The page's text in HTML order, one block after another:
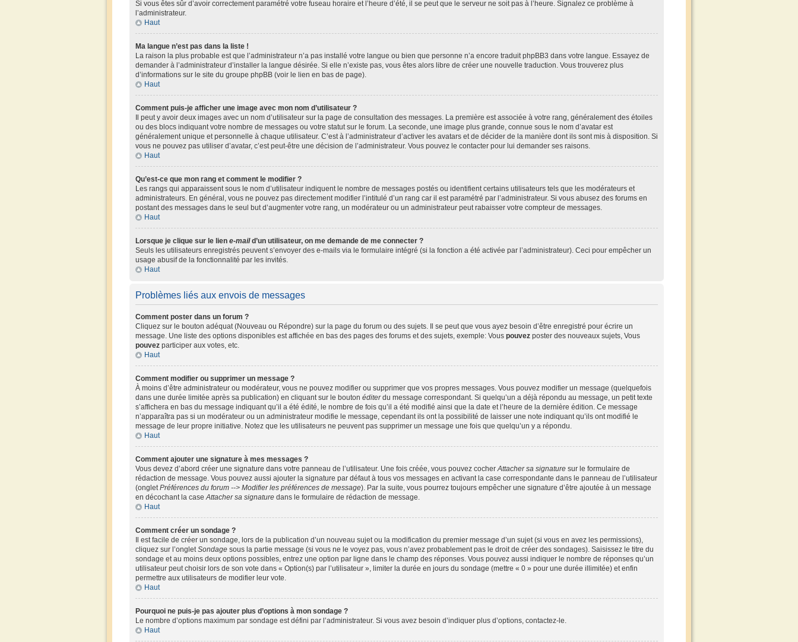
Si vous êtes sûr d’avoir correctement paramétré votre fuseau horaire et l’heure d’été, il se peut que le serveur ne soit pas à l’heure. Signalez ce problème à
l’administrateur.
Haut
Ma langue n’est pas dans la liste !
La raison la plus probable est que l’administrateur n’a pas installé votre langue ou bien que personne n’a encore traduit phpBB3 dans votre langue. Essayez de
demander à l’administrateur d’installer la langue désirée. Si elle n’existe pas, vous êtes alors libre de créer une nouvelle traduction. Vous trouverez plus
d’informations sur le site du groupe phpBB (voir le lien en bas de page).
Haut
Comment puis-je afficher une image avec mon nom d’utilisateur ?
Il peut y avoir deux images avec un nom d’utilisateur sur la page de consultation des messages. La première est associée à votre rang, généralement des étoiles
ou des blocs indiquant votre nombre de messages ou votre statut sur le forum. La seconde, une image plus grande, connue sous le nom d’avatar est
généralement unique et personnelle à chaque utilisateur. C’est à l’administrateur d’activer les avatars et de décider de la manière dont ils sont mis à disposition. Si
vous ne pouvez pas utiliser d’avatar, c’est peut-être une décision de l’administrateur. Vous pouvez le contacter pour lui demander ses raisons.
Haut
Qu’est-ce que mon rang et comment le modifier ?
Les rangs qui apparaissent sous le nom d’utilisateur indiquent le nombre de messages postés ou identifient certains utilisateurs tels que les modérateurs et
administrateurs. En général, vous ne pouvez pas directement modifier l’intitulé d’un rang car il est paramétré par l’administrateur. Si vous abusez des forums en
postant des messages dans le seul but d’augmenter votre rang, un modérateur ou un administrateur peut rabaisser votre compteur de messages.
Haut
Lorsque je clique sur le lien e-maild’un utilisateur, on me demande de me connecter ?
Seuls les utilisateurs enregistrés peuvent s’envoyer des e-mails via le formulaire intégré (si la fonction a été activée par l’administrateur). Ceci pour empêcher un
usage abusif de la fonctionnalité par les invités.
Haut
Problèmes liés aux envois de messages
Comment poster dans un forum ?
Cliquez sur le bouton adéquat (Nouveau ou Répondre) sur la page du forum ou des sujets. Il se peut que vous ayez besoin d’être enregistré pour écrire un
message. Une liste des options disponibles est affichée en bas des pages des forums et des sujets, exemple: Vous pouvez poster des nouveaux sujets, Vous
pouvez participer aux votes, etc.
Haut
Comment modifier ou supprimer un message ?
À moins d’être administrateur ou modérateur, vous ne pouvez modifier ou supprimer que vos propres messages. Vous pouvez modifier un message (quelquefois
dans une durée limitée après sa publication) en cliquant sur le bouton éditerdu message correspondant. Si quelqu’un a déjà répondu au message, un petit texte
s’affichera en bas du message indiquant qu’il a été édité, le nombre de fois qu’il a été modifié ainsi que la date et l’heure de la dernière édition. Ce message
n’apparaîtra pas si un modérateur ou un administrateur modifie le message, cependant ils ont la possibilité de laisser une note indiquant qu’ils ont modifié le
message de leur propre initiative. Notez que les utilisateurs ne peuvent pas supprimer un message une fois que quelqu’un y a répondu.
Haut
Comment ajouter une signature à mes messages ?
Vous devez d’abord créer une signature dans votre panneau de l’utilisateur. Une fois créée, vous pouvez cocherAttacher sa signature sur le formulaire de
rédaction de message. Vous pouvez aussi ajouter la signature par défaut à tous vos messages en activant la case correspondante dans le panneau de l’utilisateur
(ongletPréférences du forum --> Modifier les préférences de message). Par la suite, vous pourrez toujours empêcher une signature d’être ajoutée à un message
en décochant la caseAttacher sa signature dans le formulaire de rédaction de message.
Haut
Comment créer un sondage ?
Il est facile de créer un sondage, lors de la publication d’un nouveau sujet ou la modification du premier message d’un sujet (si vous en avez les permissions),
cliquez sur l’ongletSondage sous la partie message (si vous ne le voyez pas, vous n’avez probablement pas le droit de créer des sondages). Saisissez le titre du
sondage et au moins deux options possibles, entrez une option par ligne dans le champ des réponses. Vous pouvez aussi indiquer le nombre de réponses qu’un
utilisateur peut choisir lors de son vote dans « Option(s) par l’utilisateur », limiter la durée en jours du sondage (mettre « 0 » pour une durée illimitée) et enfin
permettre aux utilisateurs de modifier leur vote.
Haut
Pourquoi ne puis-je pas ajouter plus d’options à mon sondage ?
Le nombre d’options maximum par sondage est défini par l’administrateur. Si vous avez besoin d’indiquer plus d’options, contactez-le.
Haut